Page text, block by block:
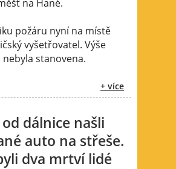
na Hané.
požáru nyní na místě
vyšetřovatel. Výše
stanovena.
+ více
dálnice našli
auto na střeše.
dva mrtví lidé